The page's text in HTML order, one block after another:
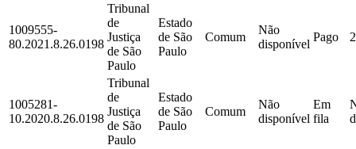
1009555-
80.2021.8.26.0198
Tribunal
de
Justiça
de São
Paulo
Estado
de São
Paulo
Comum
Não
disponível
Pago
1005281-
10.2020.8.26.0198
Tribunal
de
Justiça
de São
Paulo
Estado
de São
Paulo
Comum
Não
disponível
Em
fila